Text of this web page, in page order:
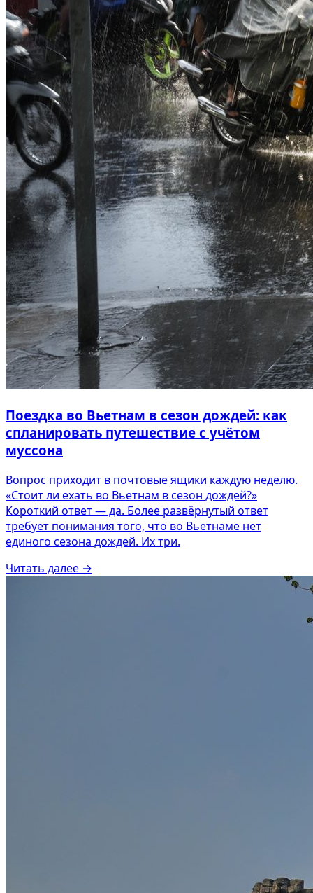
Поездка во Вьетнам в сезон дождей: как
спланировать путешествие с учётом
муссона
Вопрос приходит в почтовые ящики каждую неделю.
«Стоит ли ехать во Вьетнам в сезон дождей?»
Короткий ответ — да. Более развёрнутый ответ
требует понимания того, что во Вьетнаме нет
единого сезона дождей. Их три.
Читать далее →